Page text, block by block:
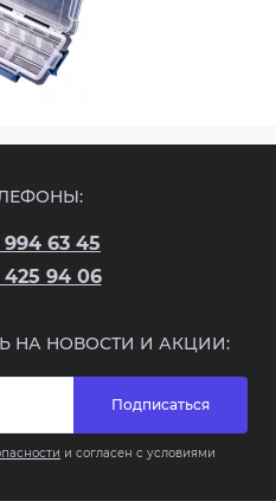
63 45
425 94 06
НА НОВОСТИ И АКЦИИ:
Подписаться
и согласен с условиями